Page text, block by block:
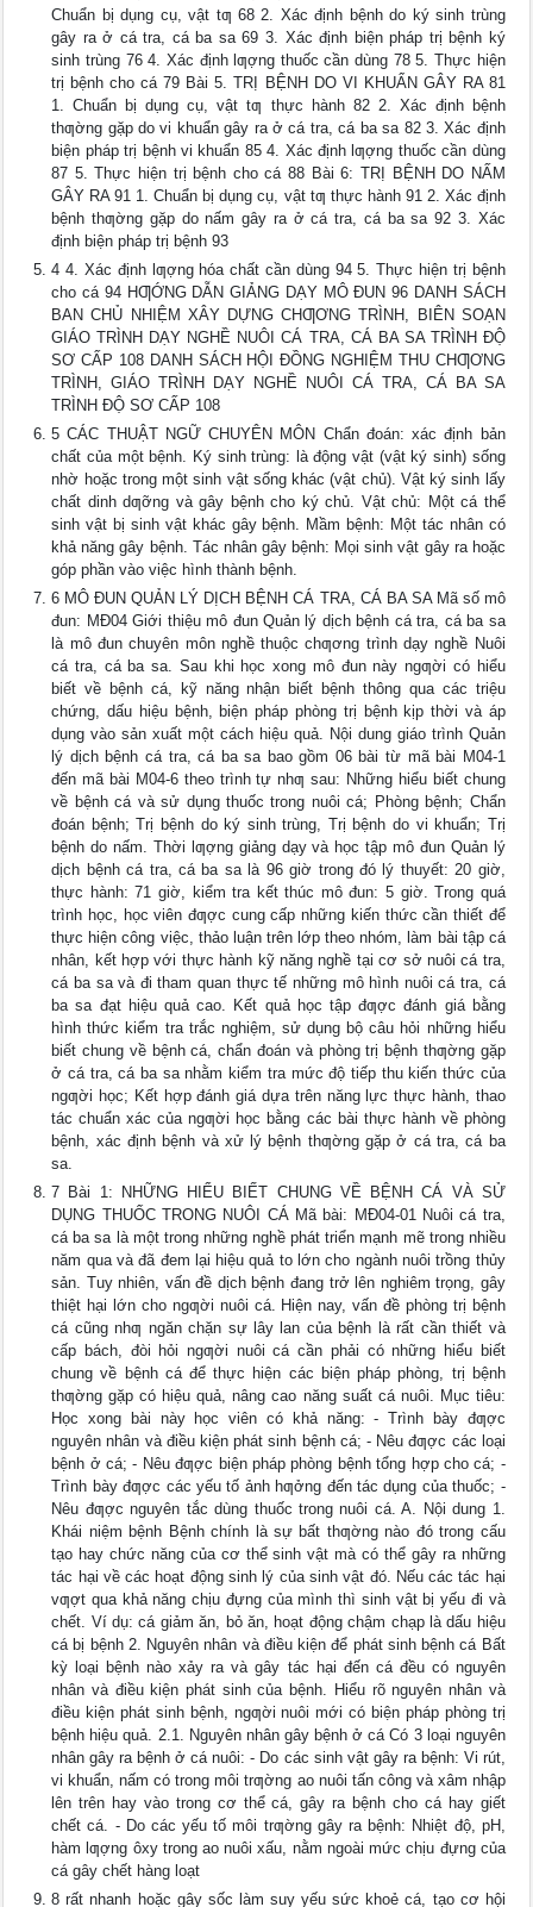
Chuẩn bị dụng cụ, vật tƣ 68 2. Xác định bệnh do ký sinh trùng
gây ra ở cá tra, cá ba sa 69 3. Xác định biện pháp trị bệnh ký
sinh trùng 76 4. Xác định lƣợng thuốc cần dùng 78 5. Thực hiện
trị bệnh cho cá 79 Bài 5. TRỊ BỆNH DO VI KHUẨN GÂY RA 81
1. Chuẩn bị dụng cụ, vật tƣ thực hành 82 2. Xác định bệnh
thƣờng gặp do vi khuẩn gây ra ở cá tra, cá ba sa 82 3. Xác định
biện pháp trị bệnh vi khuẩn 85 4. Xác định lƣợng thuốc cần dùng
87 5. Thực hiện trị bệnh cho cá 88 Bài 6: TRỊ BỆNH DO NẤM
GÂY RA 91 1. Chuẩn bị dụng cụ, vật tƣ thực hành 91 2. Xác định
bệnh thƣờng gặp do nấm gây ra ở cá tra, cá ba sa 92 3. Xác
định biện pháp trị bệnh 93
4 4. Xác định lƣợng hóa chất cần dùng 94 5. Thực hiện trị bệnh
cho cá 94 HƢỚNG DẪN GIẢNG DẠY MÔ ĐUN 96 DANH SÁCH
BAN CHỦ NHIỆM XÂY DỰNG CHƢƠNG TRÌNH, BIÊN SOẠN
GIÁO TRÌNH DẠY NGHỀ NUÔI CÁ TRA, CÁ BA SA TRÌNH ĐỘ
SƠ CẤP 108 DANH SÁCH HỘI ĐỒNG NGHIỆM THU CHƢƠNG
TRÌNH, GIÁO TRÌNH DẠY NGHỀ NUÔI CÁ TRA, CÁ BA SA
TRÌNH ĐỘ SƠ CẤP 108
5 CÁC THUẬT NGỮ CHUYÊN MÔN Chẩn đoán: xác định bản
chất của một bệnh. Ký sinh trùng: là động vật (vật ký sinh) sống
nhờ hoặc trong một sinh vật sống khác (vật chủ). Vật ký sinh lấy
chất dinh dƣỡng và gây bệnh cho ký chủ. Vật chủ: Một cá thể
sinh vật bị sinh vật khác gây bệnh. Mầm bệnh: Một tác nhân có
khả năng gây bệnh. Tác nhân gây bệnh: Mọi sinh vật gây ra hoặc
góp phần vào việc hình thành bệnh.
6 MÔ ĐUN QUẢN LÝ DỊCH BỆNH CÁ TRA, CÁ BA SA Mã số mô
đun: MĐ04 Giới thiệu mô đun Quản lý dịch bệnh cá tra, cá ba sa
là mô đun chuyên môn nghề thuộc chƣơng trình dạy nghề Nuôi
cá tra, cá ba sa. Sau khi học xong mô đun này ngƣời có hiểu
biết về bệnh cá, kỹ năng nhận biết bệnh thông qua các triệu
chứng, dấu hiệu bệnh, biện pháp phòng trị bệnh kịp thời và áp
dụng vào sản xuất một cách hiệu quả. Nội dung giáo trình Quản
lý dịch bệnh cá tra, cá ba sa bao gồm 06 bài từ mã bài M04-1
đến mã bài M04-6 theo trình tự nhƣ sau: Những hiểu biết chung
về bệnh cá và sử dụng thuốc trong nuôi cá; Phòng bệnh; Chẩn
đoán bệnh; Trị bệnh do ký sinh trùng, Trị bệnh do vi khuẩn; Trị
bệnh do nấm. Thời lƣợng giảng dạy và học tập mô đun Quản lý
dịch bệnh cá tra, cá ba sa là 96 giờ trong đó lý thuyết: 20 giờ,
thực hành: 71 giờ, kiểm tra kết thúc mô đun: 5 giờ. Trong quá
trình học, học viên đƣợc cung cấp những kiến thức cần thiết để
thực hiện công việc, thảo luận trên lớp theo nhóm, làm bài tập cá
nhân, kết hợp với thực hành kỹ năng nghề tại cơ sở nuôi cá tra,
cá ba sa và đi tham quan thực tế những mô hình nuôi cá tra, cá
ba sa đạt hiệu quả cao. Kết quả học tập đƣợc đánh giá bằng
hình thức kiểm tra trắc nghiệm, sử dụng bộ câu hỏi những hiểu
biết chung về bệnh cá, chẩn đoán và phòng trị bệnh thƣờng gặp
ở cá tra, cá ba sa nhằm kiểm tra mức độ tiếp thu kiến thức của
ngƣời học; Kết hợp đánh giá dựa trên năng lực thực hành, thao
tác chuẩn xác của ngƣời học bằng các bài thực hành về phòng
bệnh, xác định bệnh và xử lý bệnh thƣờng gặp ở cá tra, cá ba
sa.
7 Bài 1: NHỮNG HIỂU BIẾT CHUNG VỀ BỆNH CÁ VÀ SỬ
DỤNG THUỐC TRONG NUÔI CÁ Mã bài: MĐ04-01 Nuôi cá tra,
cá ba sa là một trong những nghề phát triển mạnh mẽ trong nhiều
năm qua và đã đem lại hiệu quả to lớn cho ngành nuôi trồng thủy
sản. Tuy nhiên, vấn đề dịch bệnh đang trở lên nghiêm trọng, gây
thiệt hại lớn cho ngƣời nuôi cá. Hiện nay, vấn đề phòng trị bệnh
cá cũng nhƣ ngăn chặn sự lây lan của bệnh là rất cần thiết và
cấp bách, đòi hỏi ngƣời nuôi cá cần phải có những hiểu biết
chung về bệnh cá để thực hiện các biện pháp phòng, trị bệnh
thƣờng gặp có hiệu quả, nâng cao năng suất cá nuôi. Mục tiêu:
Học xong bài này học viên có khả năng: - Trình bày đƣợc
nguyên nhân và điều kiện phát sinh bệnh cá; - Nêu đƣợc các loại
bệnh ở cá; - Nêu đƣợc biện pháp phòng bệnh tổng hợp cho cá; -
Trình bày đƣợc các yếu tố ảnh hƣởng đến tác dụng của thuốc; -
Nêu đƣợc nguyên tắc dùng thuốc trong nuôi cá. A. Nội dung 1.
Khái niệm bệnh Bệnh chính là sự bất thƣờng nào đó trong cấu
tạo hay chức năng của cơ thể sinh vật mà có thể gây ra những
tác hại về các hoạt động sinh lý của sinh vật đó. Nếu các tác hại
vƣợt qua khả năng chịu đựng của mình thì sinh vật bị yếu đi và
chết. Ví dụ: cá giảm ăn, bỏ ăn, hoạt động chậm chạp là dấu hiệu
cá bị bệnh 2. Nguyên nhân và điều kiện để phát sinh bệnh cá Bất
kỳ loại bệnh nào xảy ra và gây tác hại đến cá đều có nguyên
nhân và điều kiện phát sinh của bệnh. Hiểu rõ nguyên nhân và
điều kiện phát sinh bệnh, ngƣời nuôi mới có biện pháp phòng trị
bệnh hiệu quả. 2.1. Nguyên nhân gây bệnh ở cá Có 3 loại nguyên
nhân gây ra bệnh ở cá nuôi: - Do các sinh vật gây ra bệnh: Vi rút,
vi khuẩn, nấm có trong môi trƣờng ao nuôi tấn công và xâm nhập
lên trên hay vào trong cơ thể cá, gây ra bệnh cho cá hay giết
chết cá. - Do các yếu tố môi trƣờng gây ra bệnh: Nhiệt độ, pH,
hàm lƣợng ôxy trong ao nuôi xấu, nằm ngoài mức chịu đựng của
cá gây chết hàng loạt
8 rất nhanh hoặc gây sốc làm suy yếu sức khoẻ cá, tạo cơ hội